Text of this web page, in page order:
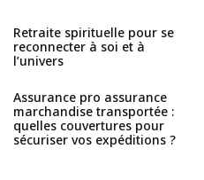
Retraite spirituelle pour se
reconnecter à soi et à
l’univers
Assurance pro assurance
marchandise transportée :
quelles couvertures pour
sécuriser vos expéditions ?